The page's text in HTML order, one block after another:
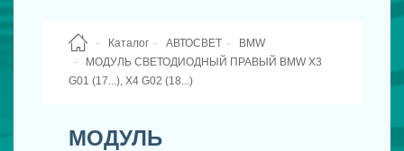
Каталог АВТОСВЕТ
BMW
МОДУЛЬ СВЕТОДИОДНЫЙ ПРАВЫЙ BMW X3
G01 (17...), X4 G02 (18...)
МОДУЛЬ